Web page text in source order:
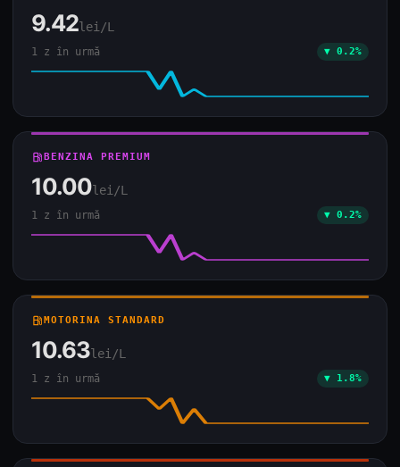
9.42lei/L
1 z în urmă ▼ 0.2%
local_gas_stationBENZINA PREMIUM
10.00lei/L
1 z în urmă ▼ 0.2%
local_gas_stationMOTORINA STANDARD
10.63lei/L
1 z în urmă ▼ 1.8%